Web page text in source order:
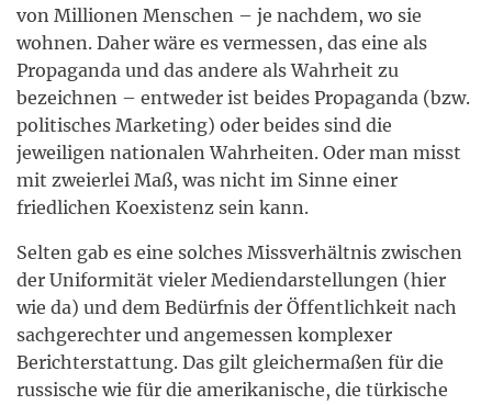
von Millionen Menschen – je nachdem, wo sie
wohnen. Daher wäre es vermessen, das eine als
Propaganda und das andere als Wahrheit zu
bezeichnen – entweder ist beides Propaganda (bzw.
politisches Marketing) oder beides sind die
jeweiligen nationalen Wahrheiten. Oder man misst
mit zweierlei Maß, was nicht im Sinne einer
friedlichen Koexistenz sein kann.
Selten gab es eine solches Missverhältnis zwischen
der Uniformität vieler Mediendarstellungen (hier
wie da) und dem Bedürfnis der Öffentlichkeit nach
sachgerechter und angemessen komplexer
Berichterstattung. Das gilt gleichermaßen für die
russische wie für die amerikanische, die türkische